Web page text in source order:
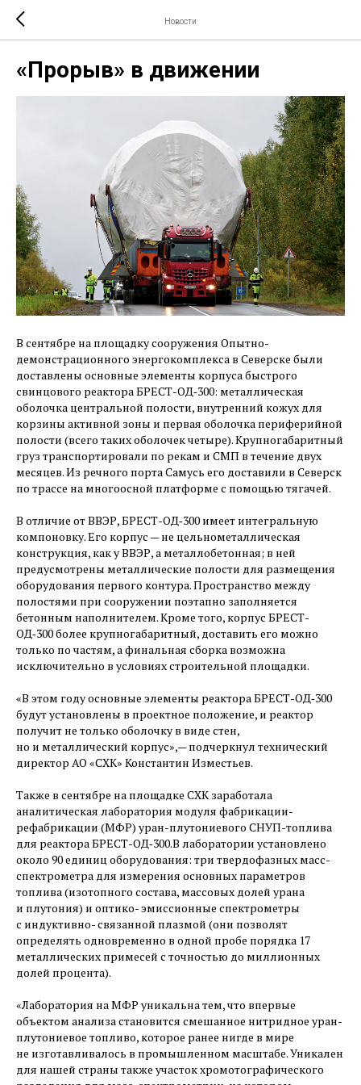
Новости
«Прорыв» в движении
В сентябре на площадку сооружения Опытно-
демонстрационного энергокомплекса в Северске были
доставлены основные элементы корпуса быстрого
свинцового реактора БРЕСТ-ОД‑300: металлическая
оболочка центральной полости, внутренний кожух для
корзины активной зоны и первая оболочка периферийной
полости (всего таких оболочек четыре). Крупногабаритный
груз транспортировали по рекам и СМП в течение двух
месяцев. Из речного порта Самусь его доставили в Северск
по трассе на многоосной платформе с помощью тягачей.
В отличие от ВВЭР, БРЕСТ-ОД‑300 имеет интегральную
компоновку. Его корпус — ​не цельнометаллическая
конструкция, как у ВВЭР, а металлобетонная; в ней
предусмотрены металлические полости для размещения
оборудования первого контура. Пространство между
полостями при сооружении поэтапно заполняется
бетонным наполнителем. Кроме того, корпус БРЕСТ-
ОД‑300 более крупногабаритный, доставить его можно
только по частям, а финальная сборка возможна
исключительно в условиях строительной площадки.
«В этом году основные элементы реактора БРЕСТ-ОД‑300
будут установлены в проектное положение, и реактор
получит не только оболочку в виде стен,
но и металлический корпус», — ​подчеркнул технический
директор АО «СХК» Константин Изместьев.
Также в сентябре на площадке СХК заработала
аналитическая лаборатория модуля фабрикации-
рефабрикации (МФР) уран-плутониевого СНУП-топлива
для реактора БРЕСТ-ОД‑300.В лаборатории установлено
около 90 единиц оборудования: три твердофазных масс-
спектрометра для измерения основных параметров
топлива (изотопного состава, массовых долей урана
и плутония) и оптико- эмиссионные спектрометры
с индуктивно- связанной плазмой (они позволят
определять одновременно в одной пробе порядка 17
металлических примесей с точностью до миллионных
долей процента).
«Лаборатория на МФР уникальна тем, что впервые
объектом анализа становится смешанное нитридное уран-
плутониевое топливо, которое ранее нигде в мире
не изготавливалось в промышленном масштабе. Уникален
для нашей страны также участок хромотографического